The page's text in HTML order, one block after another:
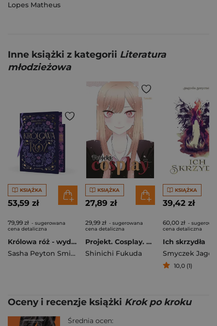
Lopes Matheus
Inne książki z kategorii Literatura
młodzieżowa
KSIĄŻKA
53,59 zł
79,99 zł - sugerowana
cena detaliczna
Królowa róż - wydanie specjalne
Sasha Peyton Smith
KSIĄŻKA
27,89 zł
29,99 zł - sugerowana
cena detaliczna
Projekt. Cosplay. Tom 14
Shinichi Fukuda
KSIĄŻKA
39,42 zł
60,00 zł -
cena detaliczna
Ich skrzydła
Smyczek
10,0 (1)
Oceny i recenzje książki Krok po kroku
Średnia ocen: